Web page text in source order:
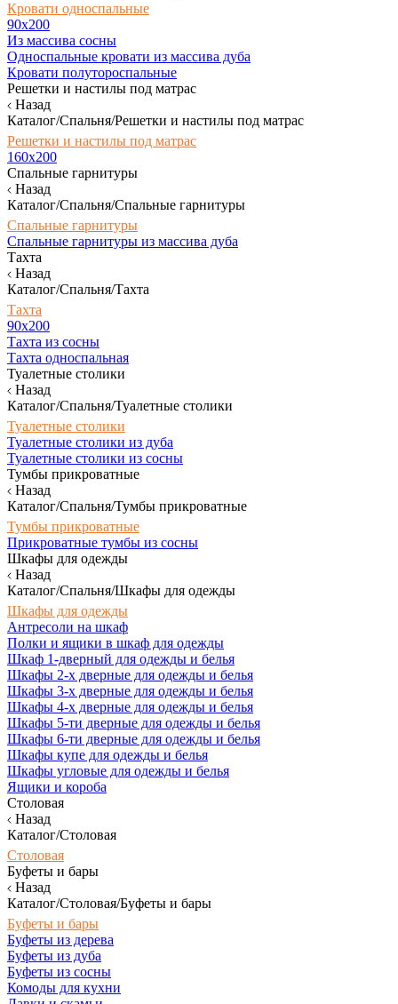
Кровати односпальные
90х200
Из массива сосны
Односпальные кровати из массива дуба
Кровати полутороспальные
Решетки и настилы под матрас
Назад
Каталог/Спальня/Решетки и настилы под матрас
Решетки и настилы под матрас
160х200
Спальные гарнитуры
Назад
Каталог/Спальня/Спальные гарнитуры
Спальные гарнитуры
Спальные гарнитуры из массива дуба
Тахта
Назад
Каталог/Спальня/Тахта
Тахта
90х200
Тахта из сосны
Тахта односпальная
Туалетные столики
Назад
Каталог/Спальня/Туалетные столики
Туалетные столики
Туалетные столики из дуба
Туалетные столики из сосны
Тумбы прикроватные
Назад
Каталог/Спальня/Тумбы прикроватные
Тумбы прикроватные
Прикроватные тумбы из сосны
Шкафы для одежды
Назад
Каталог/Спальня/Шкафы для одежды
Шкафы для одежды
Антресоли на шкаф
Полки и ящики в шкаф для одежды
Шкаф 1-дверный для одежды и белья
Шкафы 2-х дверные для одежды и белья
Шкафы 3-х дверные для одежды и белья
Шкафы 4-х дверные для одежды и белья
Шкафы 5-ти дверные для одежды и белья
Шкафы 6-ти дверные для одежды и белья
Шкафы купе для одежды и белья
Шкафы угловые для одежды и белья
Ящики и короба
Столовая
Назад
Каталог/Столовая
Столовая
Буфеты и бары
Назад
Каталог/Столовая/Буфеты и бары
Буфеты и бары
Буфеты из дерева
Буфеты из дуба
Буфеты из сосны
Комоды для кухни